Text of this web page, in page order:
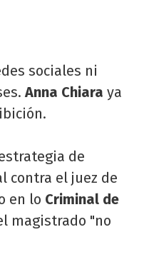
sociales ni
Anna Chiara ya
de
contra el juez de
en lo Criminal de
magistrado "no